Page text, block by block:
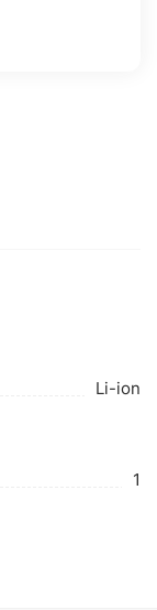
Li-ion
1